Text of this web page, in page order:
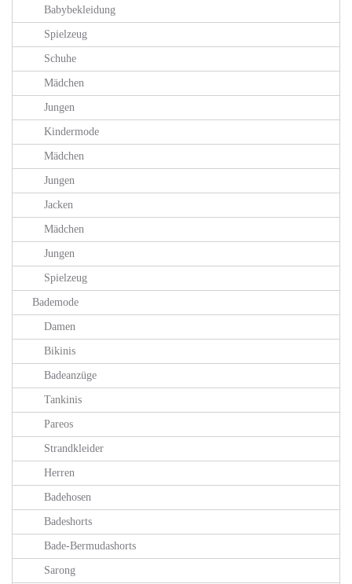
Babybekleidung
Spielzeug
Schuhe
Mädchen
Jungen
Kindermode
Mädchen
Jungen
Jacken
Mädchen
Jungen
Spielzeug
Bademode
Damen
Bikinis
Badeanzüge
Tankinis
Pareos
Strandkleider
Herren
Badehosen
Badeshorts
Bade-Bermudashorts
Sarong